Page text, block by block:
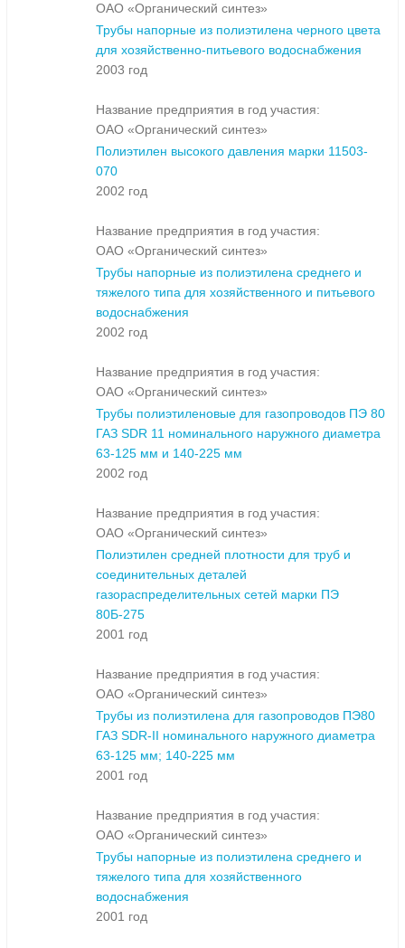
ОАО «Органический синтез»
Трубы напорные из полиэтилена черного цвета
для хозяйственно-питьевого водоснабжения
2003 год
Название предприятия в год участия:
ОАО «Органический синтез»
Полиэтилен высокого давления марки 11503-
070
2002 год
Название предприятия в год участия:
ОАО «Органический синтез»
Трубы напорные из полиэтилена среднего и
тяжелого типа для хозяйственного и питьевого
водоснабжения
2002 год
Название предприятия в год участия:
ОАО «Органический синтез»
Трубы полиэтиленовые для газопроводов ПЭ 80
ГАЗ SDR 11 номинального наружного диаметра
63-125 мм и 140-225 мм
2002 год
Название предприятия в год участия:
ОАО «Органический синтез»
Полиэтилен средней плотности для труб и
соединительных деталей
газораспределительных сетей марки ПЭ
80Б-275
2001 год
Название предприятия в год участия:
ОАО «Органический синтез»
Трубы из полиэтилена для газопроводов ПЭ80
ГАЗ SDR-II номинального наружного диаметра
63-125 мм; 140-225 мм
2001 год
Название предприятия в год участия:
ОАО «Органический синтез»
Трубы напорные из полиэтилена среднего и
тяжелого типа для хозяйственного
водоснабжения
2001 год